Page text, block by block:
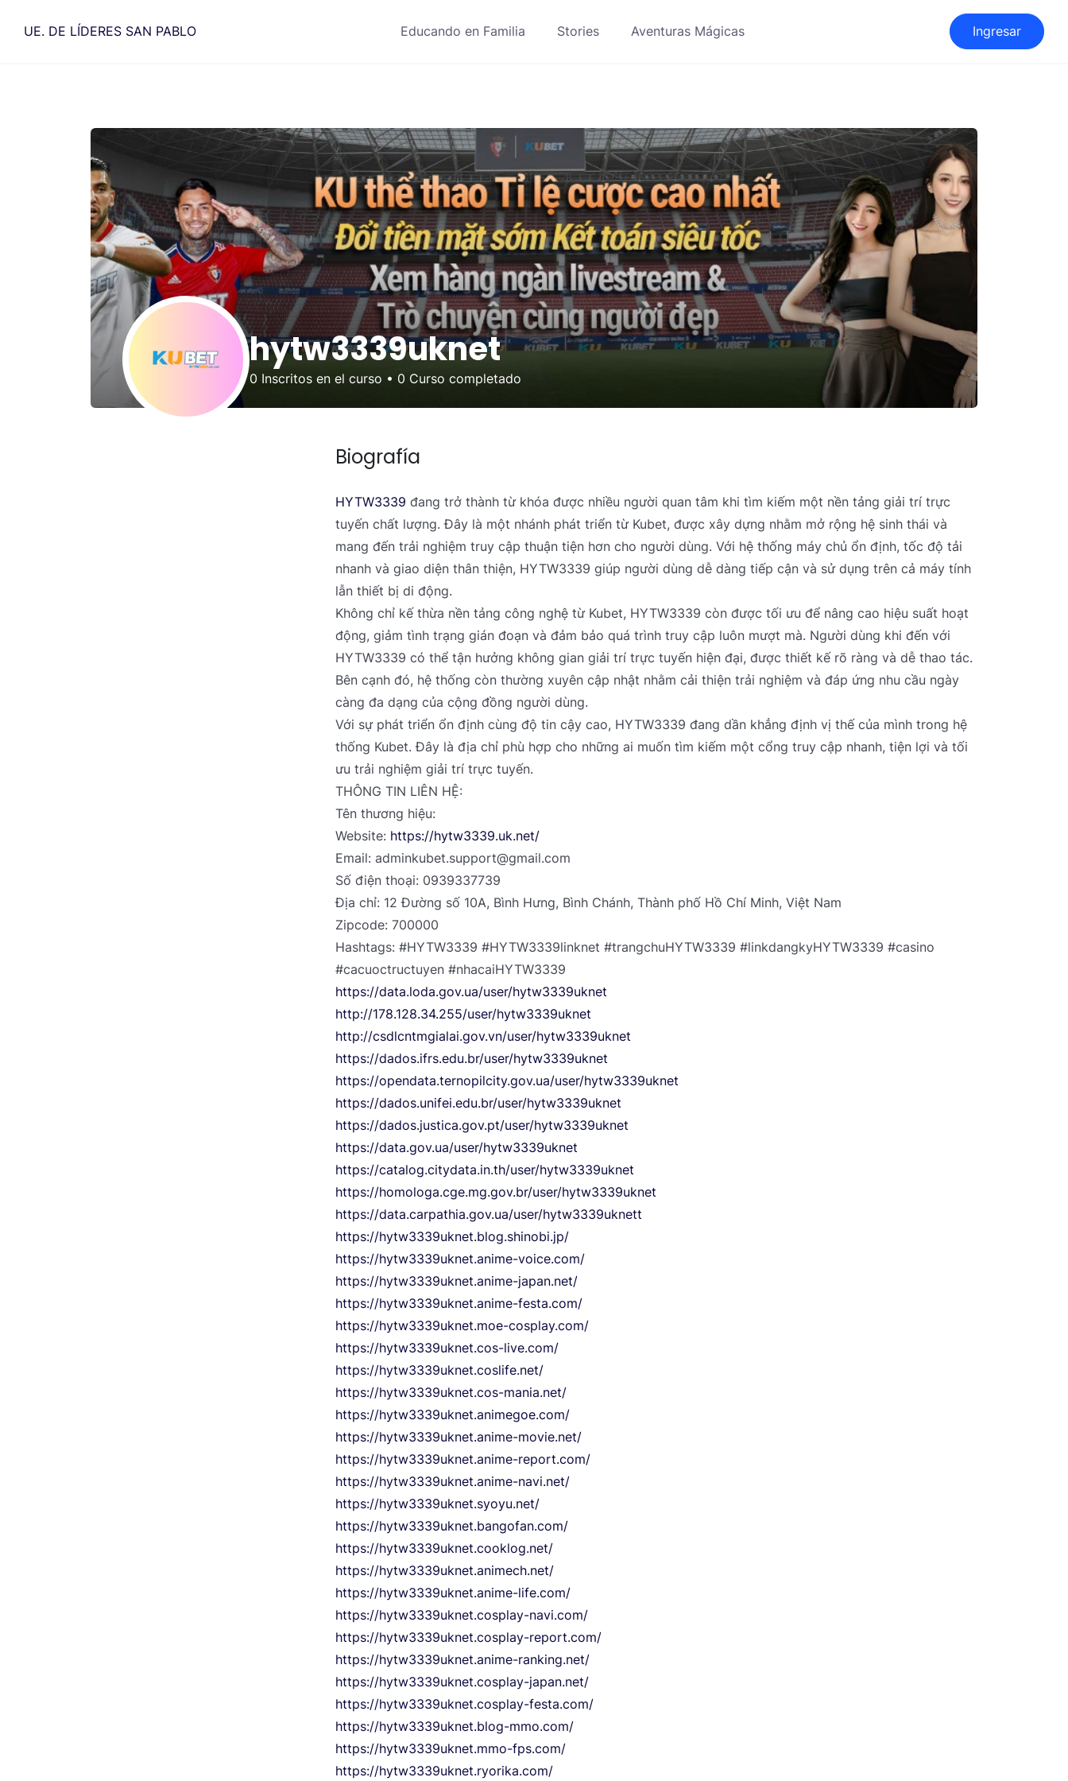
UE. DE LÍDERES SAN PABLO Educando en Familia Stories Aventuras Mágicas Ingresar
hytw3339uknet
0 Inscritos en el curso • 0 Curso completado
Biografía
HYTW3339 đang trở thành từ khóa được nhiều người quan tâm khi tìm kiếm một nền tảng giải trí trực
tuyến chất lượng. Đây là một nhánh phát triển từ Kubet, được xây dựng nhằm mở rộng hệ sinh thái và
mang đến trải nghiệm truy cập thuận tiện hơn cho người dùng. Với hệ thống máy chủ ổn định, tốc độ tải
nhanh và giao diện thân thiện, HYTW3339 giúp người dùng dễ dàng tiếp cận và sử dụng trên cả máy tính
lẫn thiết bị di động.
Không chỉ kế thừa nền tảng công nghệ từ Kubet, HYTW3339 còn được tối ưu để nâng cao hiệu suất hoạt
động, giảm tình trạng gián đoạn và đảm bảo quá trình truy cập luôn mượt mà. Người dùng khi đến với
HYTW3339 có thể tận hưởng không gian giải trí trực tuyến hiện đại, được thiết kế rõ ràng và dễ thao tác.
Bên cạnh đó, hệ thống còn thường xuyên cập nhật nhằm cải thiện trải nghiệm và đáp ứng nhu cầu ngày
càng đa dạng của cộng đồng người dùng.
Với sự phát triển ổn định cùng độ tin cậy cao, HYTW3339 đang dần khẳng định vị thế của mình trong hệ
thống Kubet. Đây là địa chỉ phù hợp cho những ai muốn tìm kiếm một cổng truy cập nhanh, tiện lợi và tối
ưu trải nghiệm giải trí trực tuyến.
THÔNG TIN LIÊN HỆ:
Tên thương hiệu:
Website: https://hytw3339.uk.net/
Email: adminkubet.support@gmail.com
Số điện thoại: 0939337739
Địa chỉ: 12 Đường số 10A, Bình Hưng, Bình Chánh, Thành phố Hồ Chí Minh, Việt Nam
Zipcode: 700000
Hashtags: #HYTW3339 #HYTW3339linknet #trangchuHYTW3339 #linkdangkyHYTW3339 #casino
#cacuoctructuyen #nhacaiHYTW3339
https://data.loda.gov.ua/user/hytw3339uknet
http://178.128.34.255/user/hytw3339uknet
http://csdlcntmgialai.gov.vn/user/hytw3339uknet
https://dados.ifrs.edu.br/user/hytw3339uknet
https://opendata.ternopilcity.gov.ua/user/hytw3339uknet
https://dados.unifei.edu.br/user/hytw3339uknet
https://dados.justica.gov.pt/user/hytw3339uknet
https://data.gov.ua/user/hytw3339uknet
https://catalog.citydata.in.th/user/hytw3339uknet
https://homologa.cge.mg.gov.br/user/hytw3339uknet
https://data.carpathia.gov.ua/user/hytw3339uknett
https://hytw3339uknet.blog.shinobi.jp/
https://hytw3339uknet.anime-voice.com/
https://hytw3339uknet.anime-japan.net/
https://hytw3339uknet.anime-festa.com/
https://hytw3339uknet.moe-cosplay.com/
https://hytw3339uknet.cos-live.com/
https://hytw3339uknet.coslife.net/
https://hytw3339uknet.cos-mania.net/
https://hytw3339uknet.animegoe.com/
https://hytw3339uknet.anime-movie.net/
https://hytw3339uknet.anime-report.com/
https://hytw3339uknet.anime-navi.net/
https://hytw3339uknet.syoyu.net/
https://hytw3339uknet.bangofan.com/
https://hytw3339uknet.cooklog.net/
https://hytw3339uknet.animech.net/
https://hytw3339uknet.anime-life.com/
https://hytw3339uknet.cosplay-navi.com/
https://hytw3339uknet.cosplay-report.com/
https://hytw3339uknet.anime-ranking.net/
https://hytw3339uknet.cosplay-japan.net/
https://hytw3339uknet.cosplay-festa.com/
https://hytw3339uknet.blog-mmo.com/
https://hytw3339uknet.mmo-fps.com/
https://hytw3339uknet.ryorika.com/